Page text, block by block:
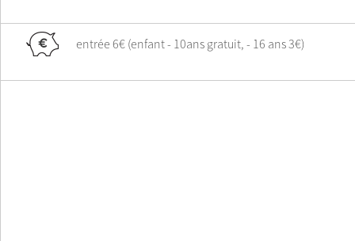
entrée 6€ (enfant - 10ans gratuit, - 16 ans 3€)